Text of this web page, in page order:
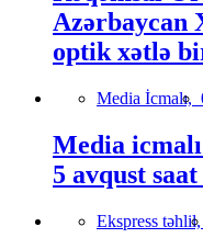
Azərbaycan
optik xətlə
Media İcmalı,
Media
5 avqust
Ekspress təhlil,